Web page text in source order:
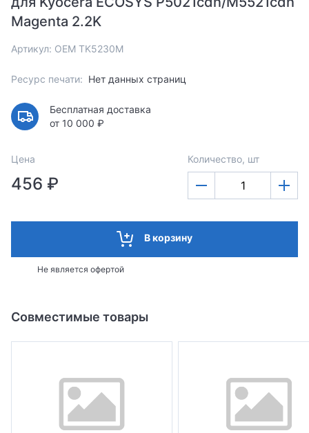
Magenta 2.2K
Артикул: OEM TK5230M
Ресурс печати: Нет данных страниц
Бесплатная доставка
от 10 000 ₽
Цена
456 ₽
Количество, шт
В корзину
Не является офертой
Совместимые товары